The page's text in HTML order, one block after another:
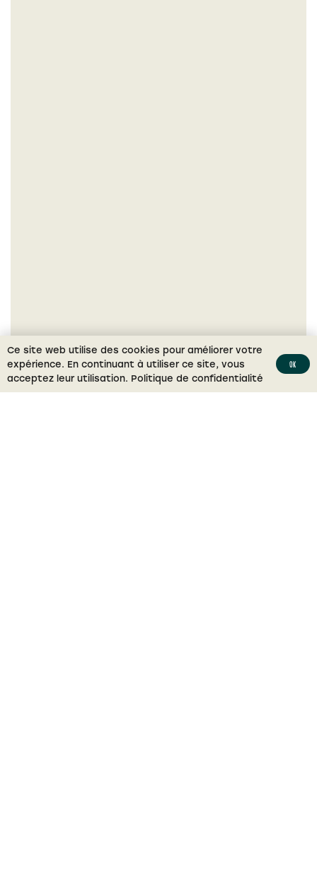
Ce site web utilise des cookies pour améliorer votre
expérience. En continuant à utiliser ce site, vous
acceptez leur utilisation. Politique de confidentialité
Ok